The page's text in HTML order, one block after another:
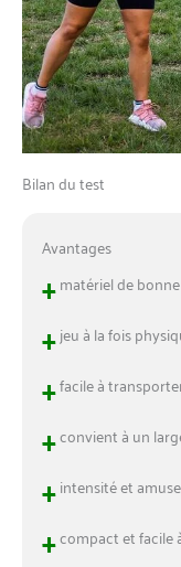
Bilan du test
Avantages
+matériel de
+jeu à la fois
+facile à
+convient à un
+intensité et
+compact et facile